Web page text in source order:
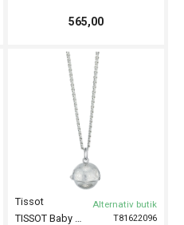
565,00
T81622096
Tissot Alternativ butik